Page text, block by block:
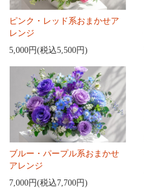
ピンク・レッド系おまかせア
レンジ
5,000円(税込5,500円)
ブルー・パープル系おまかせ
アレンジ
7,000円(税込7,700円)